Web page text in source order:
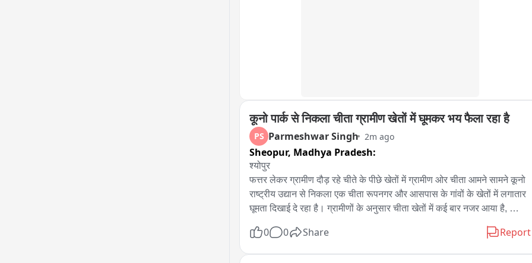
कूनो पार्क से निकला चीता ग्रामीण खेतों में घूमकर भय फैला रहा है
PS Parmeshwar Singh 2m ago
Sheopur, Madhya Pradesh:
श्योपुर
फत्तर लेकर ग्रामीण दौड़ रहे चीते के पीछे खेतों में ग्रामीण ओर चीता आमने सामने कूनो
राष्ट्रीय उद्यान से निकला एक चीता रूपनगर और आसपास के गांवों के खेतों में लगातार
घूमता दिखाई दे रहा है। ग्रामीणों के अनुसार चीता खेतों में कई बार नजर आया है,
0 0 Share Report